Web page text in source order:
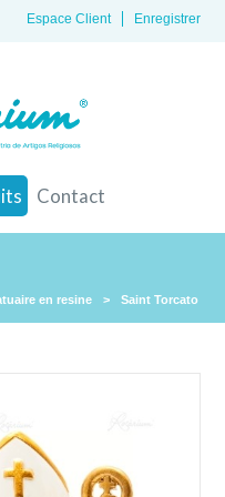
Enregistrer
Espace Client
Contact
en resine > Saint Torcato